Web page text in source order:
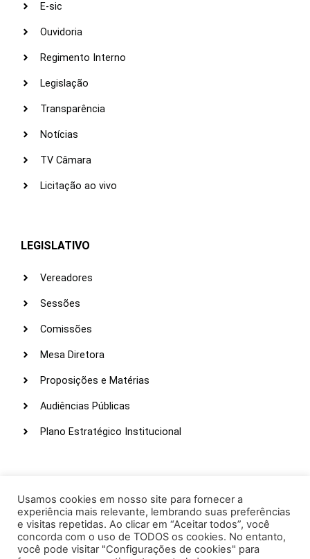
E-sic
Ouvidoria
Regimento Interno
Legislação
Transparência
Notícias
TV Câmara
Licitação ao vivo
LEGISLATIVO
Vereadores
Sessões
Comissões
Mesa Diretora
Proposições e Matérias
Audiências Públicas
Plano Estratégico Institucional
Webmail
Intranet
Administração
Usamos cookies em nosso site para fornecer a
experiência mais relevante, lembrando suas preferências
e visitas repetidas. Ao clicar em “Aceitar todos”, você
concorda com o uso de TODOS os cookies. No entanto,
você pode visitar "Configurações de cookies" para